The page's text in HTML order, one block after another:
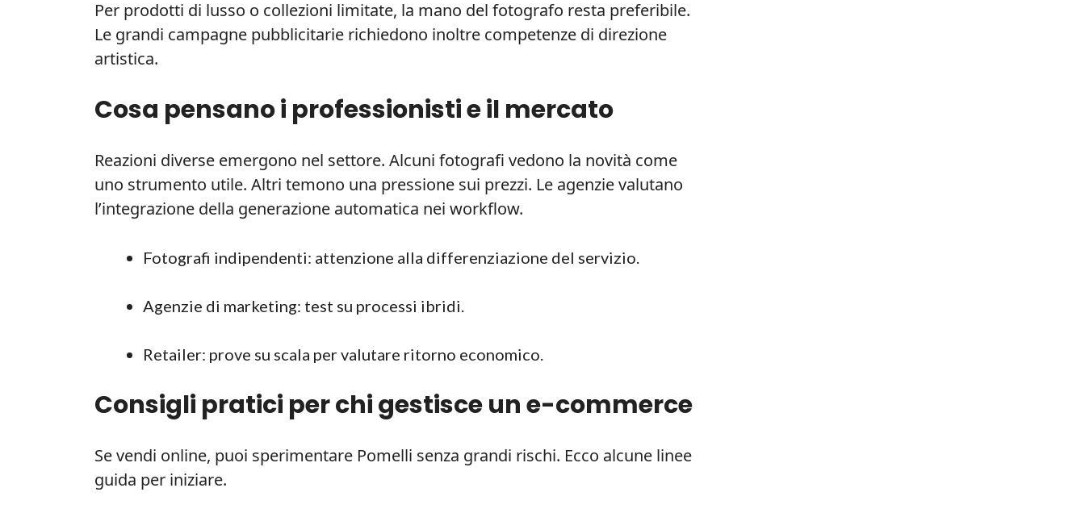
Per prodotti di lusso o collezioni limitate, la mano del fotografo resta preferibile.
Le grandi campagne pubblicitarie richiedono inoltre competenze di direzione
artistica.
Cosa pensano i professionisti e il mercato
Reazioni diverse emergono nel settore. Alcuni fotografi vedono la novità come
uno strumento utile. Altri temono una pressione sui prezzi. Le agenzie valutano
l’integrazione della generazione automatica nei workflow.
Fotografi indipendenti: attenzione alla differenziazione del servizio.
Agenzie di marketing: test su processi ibridi.
Retailer: prove su scala per valutare ritorno economico.
Consigli pratici per chi gestisce un e-commerce
Se vendi online, puoi sperimentare Pomelli senza grandi rischi. Ecco alcune linee
guida per iniziare.